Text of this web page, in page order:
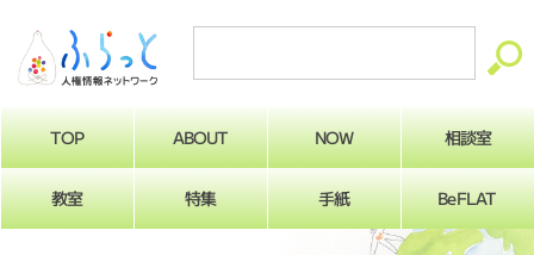
TOP ABOUT NOW 相談室
教室 特集 手紙 BeFLAT